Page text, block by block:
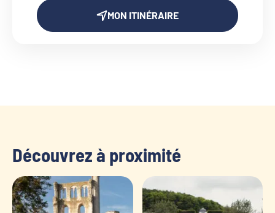
MON ITINÉRAIRE
Découvrez à proximité